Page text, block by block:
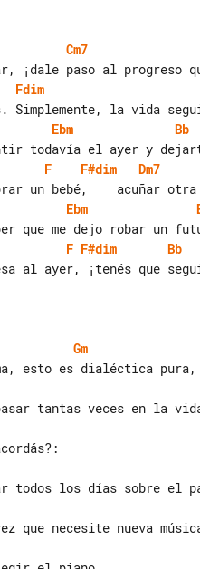
Cm7
Fdim
Ebm Bb
F F#dim Dm7
Ebm
F F#dim
Bb
al ayer, ¡tenés que
Gm